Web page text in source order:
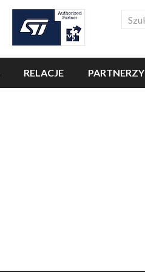
Search
RELACJE PARTNERZY